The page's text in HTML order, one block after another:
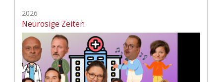
2026
Neurosige Zeiten